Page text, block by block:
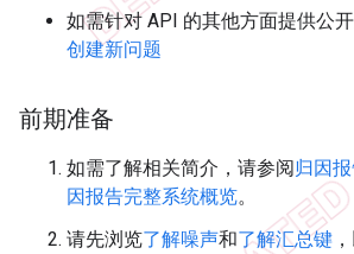
如需针对 API 的其他方面提供公
创建新问题
前期准备
如需了解相关简介，请参阅归因
因报告完整系统概览。
请先浏览了解噪声和了解汇总键